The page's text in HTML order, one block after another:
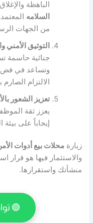
الباهظة
السلامه
من الجهات
التوثيق الأمني
جنائية حاسمة
وتساعد في فض
الالتزام
تعزيز الشعور
يعزز ثقة
إيجاباً على
زيارةمحلات بيع أدوات
والاستثمار فيها هو
منشأتك واستقرارها.
🟢